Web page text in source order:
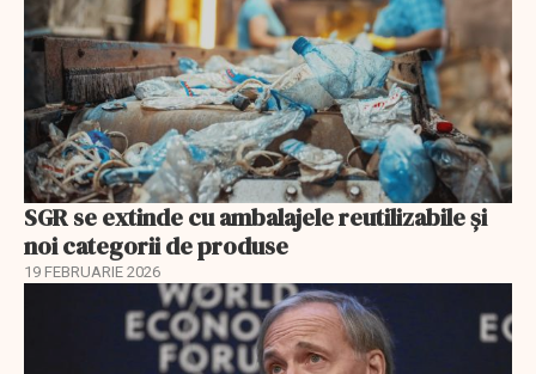
SGR se extinde cu ambalajele reutilizabile și
noi categorii de produse
19 FEBRUARIE 2026